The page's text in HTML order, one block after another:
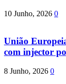
10 Junho, 2026 0
União
com injector
8 Junho, 2026 0